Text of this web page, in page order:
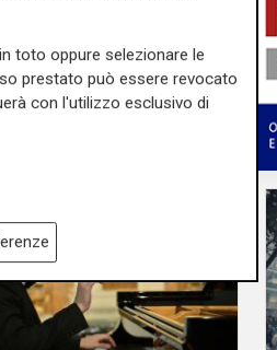
toto oppure selezionare le
prestato può essere revocato
con l'utilizzo esclusivo di